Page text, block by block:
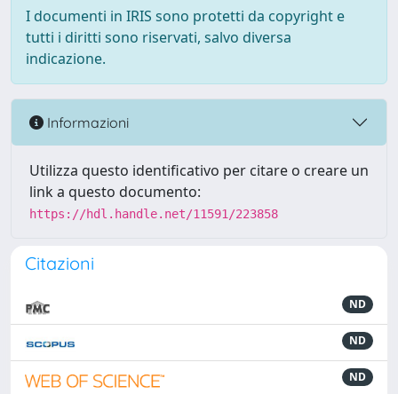
I documenti in IRIS sono protetti da copyright e
tutti i diritti sono riservati, salvo diversa
indicazione.
Informazioni
Utilizza questo identificativo per citare o creare un
link a questo documento:
https://hdl.handle.net/11591/223858
Citazioni
ND
ND
ND